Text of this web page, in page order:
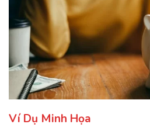
Ví Dụ Minh Họa